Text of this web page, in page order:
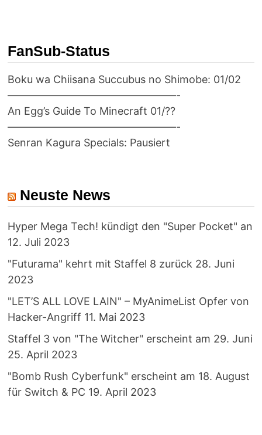
FanSub-Status
Boku wa Chiisana Succubus no Shimobe: 01/02
————————————————-
An Egg’s Guide To Minecraft 01/??
————————————————-
Senran Kagura Specials: Pausiert
Neuste News
Hyper Mega Tech! kündigt den "Super Pocket" an
12. Juli 2023
"Futurama" kehrt mit Staffel 8 zurück 28. Juni
2023
"LET’S ALL LOVE LAIN" – MyAnimeList Opfer von
Hacker-Angriff 11. Mai 2023
Staffel 3 von "The Witcher" erscheint am 29. Juni
25. April 2023
"Bomb Rush Cyberfunk" erscheint am 18. August
für Switch & PC 19. April 2023